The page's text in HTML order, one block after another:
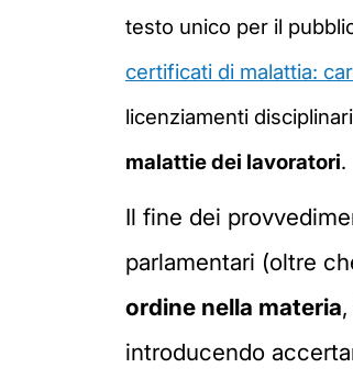
testo unico per il
certificati di malattia:
licenziamenti
malattie dei lavoratori.
Il fine dei
parlamentari (oltre
ordine nella materia
introducendo